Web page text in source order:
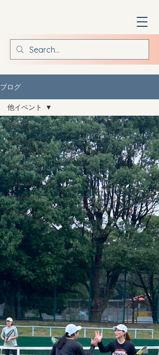
ブログ
All Posts
野田市テニス
協会主催大会
他イベント
普及活動
申込受付中
交流会
他イベント